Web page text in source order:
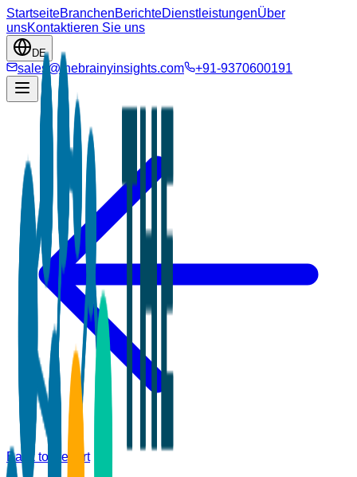
StartseiteBranchenBerichteDienstleistungenÜber
unsKontaktieren Sie uns
DE
sales@thebrainyinsights.com +91-9370600191
Back to Report